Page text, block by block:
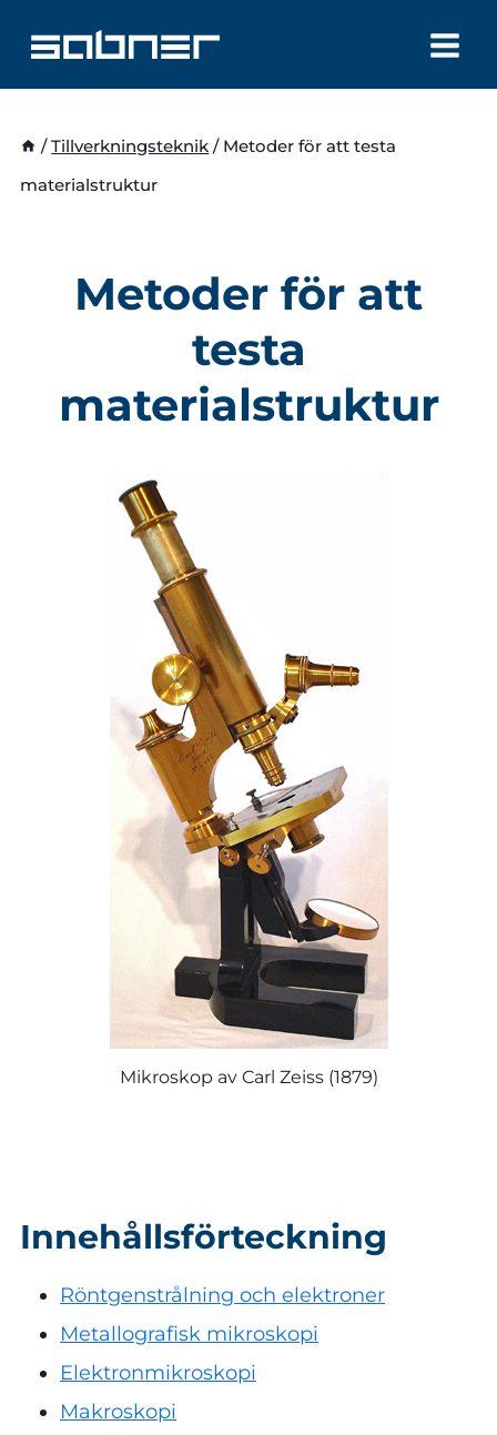
content
/ Tillverkningsteknik / Metoder för att testa
materialstruktur
Metoder för att
testa
materialstruktur
Mikroskop av Carl Zeiss (1879)
Innehållsförteckning
Röntgenstrålning och elektroner
Metallografisk mikroskopi
Elektronmikroskopi
Makroskopi